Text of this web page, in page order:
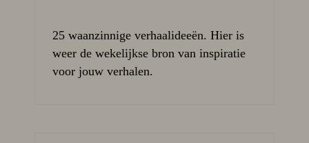
25 waanzinnige verhaalideeën. Hier is
weer de wekelijkse bron van inspiratie
voor jouw verhalen.